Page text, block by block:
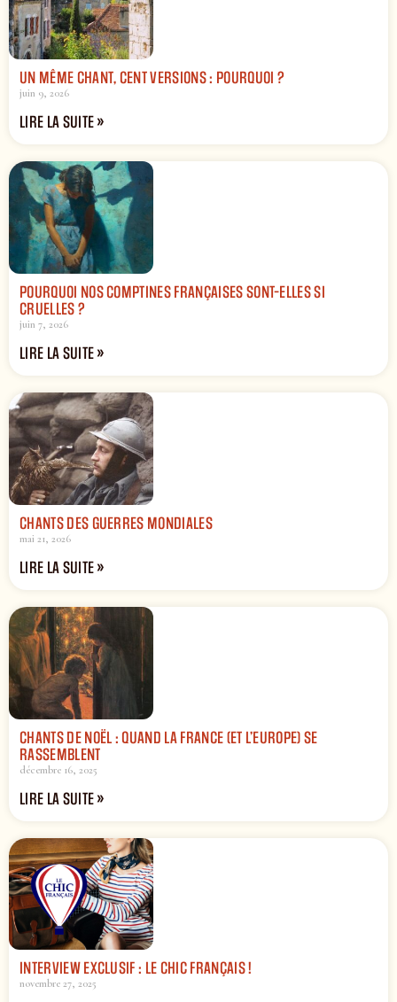
UN MÊME CHANT, CENT VERSIONS : POURQUOI ?
juin 9, 2026
LIRE LA SUITE »
POURQUOI NOS COMPTINES FRANÇAISES SONT-ELLES SI
CRUELLES ?
juin 7, 2026
LIRE LA SUITE »
CHANTS DES GUERRES MONDIALES
mai 21, 2026
LIRE LA SUITE »
CHANTS DE NOËL : QUAND LA FRANCE (ET L’EUROPE) SE
RASSEMBLENT
décembre 16, 2025
LIRE LA SUITE »
INTERVIEW EXCLUSIF : LE CHIC FRANÇAIS !
novembre 27, 2025